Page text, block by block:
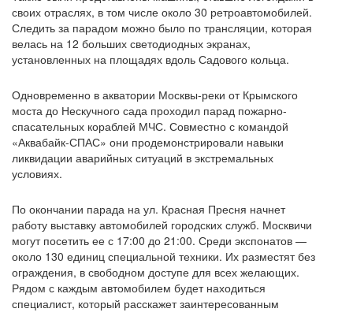
своих отраслях, в том числе около 30 ретроавтомобилей.
Следить за парадом можно было по трансляции, которая
велась на 12 больших светодиодных экранах,
установленных на площадях вдоль Садового кольца.
Одновременно в акватории Москвы-реки от Крымского
моста до Нескучного сада проходил парад пожарно-
спасательных кораблей МЧС. Совместно с командой
«Аквабайк-СПАС» они продемонстрировали навыки
ликвидации аварийных ситуаций в экстремальных
условиях.
По окончании парада на ул. Красная Пресня начнет
работу выставку автомобилей городских служб. Москвичи
могут посетить ее с 17:00 до 21:00. Среди экспонатов —
около 130 единиц специальной техники. Их разместят без
ограждения, в свободном доступе для всех желающих.
Рядом с каждым автомобилем будет находиться
специалист, который расскажет заинтересованным